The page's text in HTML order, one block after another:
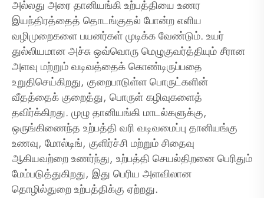
அல்லது அரை தானியங்கி உற்பத்தியை உணர
இயந்திரத்தைத் தொடங்குதல் போன்ற எளிய
வழிமுறைகளை பயனர்கள் முடிக்க வேண்டும். உயர்
துல்லியமான அச்சு ஒவ்வொரு மெழுகுவர்த்தியும் சீரான
அளவு மற்றும் வடிவத்தைக் கொண்டிருப்பதை
உறுதிசெய்கிறது, குறைபாடுள்ள பொருட்களின்
வீதத்தைக் குறைத்து, பொருள் கழிவுகளைத்
தவிர்க்கிறது. முழு தானியங்கி மாடல்களுக்கு,
ஒருங்கிணைந்த உற்பத்தி வரி வடிவமைப்பு தானியங்கு
உணவு, மோல்டிங், குளிர்ச்சி மற்றும் சிதைவு
ஆகியவற்றை உணர்ந்து, உற்பத்தி செயல்திறனை பெரிதும்
மேம்படுத்துகிறது, இது பெரிய அளவிலான
தொழில்துறை உற்பத்திக்கு ஏற்றது.